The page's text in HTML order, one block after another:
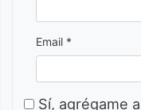
Email *
Sí, agrégame